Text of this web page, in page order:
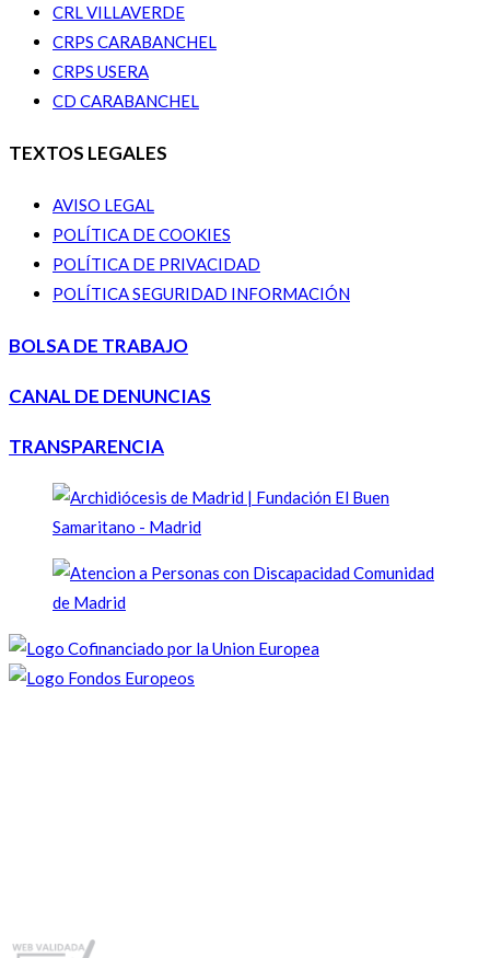
CRL VILLAVERDE
CRPS CARABANCHEL
CRPS USERA
CD CARABANCHEL
TEXTOS LEGALES
AVISO LEGAL
POLÍTICA DE COOKIES
POLÍTICA DE PRIVACIDAD
POLÍTICA SEGURIDAD INFORMACIÓN
BOLSA DE TRABAJO
CANAL DE DENUNCIAS
TRANSPARENCIA